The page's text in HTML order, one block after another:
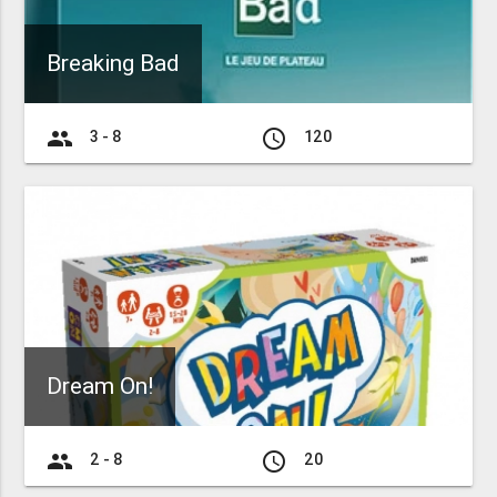
Breaking Bad
group 3 - 8 access_time 120
Dream On!
group 2 - 8 access_time 20